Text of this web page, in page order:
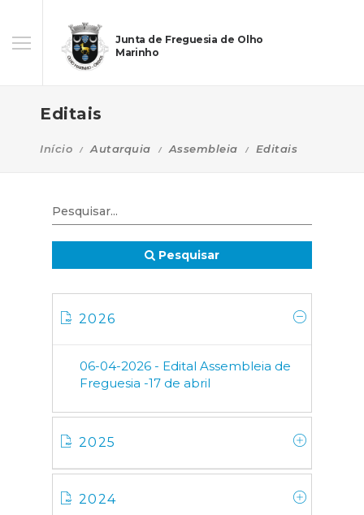
Junta de Freguesia de Olho
Marinho
Editais
Início Autarquia Assembleia Editais
Pesquisar
2026
06-04-2026 - Edital Assembleia de
Freguesia -17 de abril
2025
2024